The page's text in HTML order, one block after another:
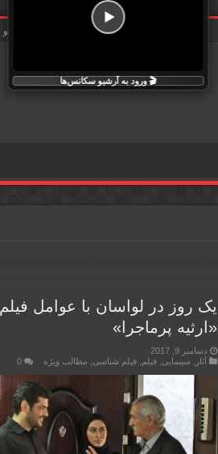
🎬 ورود به آرشیو سکانس‌ها
یک روز در لواسان با عوامل فیلم
«ارثیه پرماجرا»
دسامبر 9, 2017
آثار
سینمایی فیلم فیلم شناسی مطالب ویژه 0